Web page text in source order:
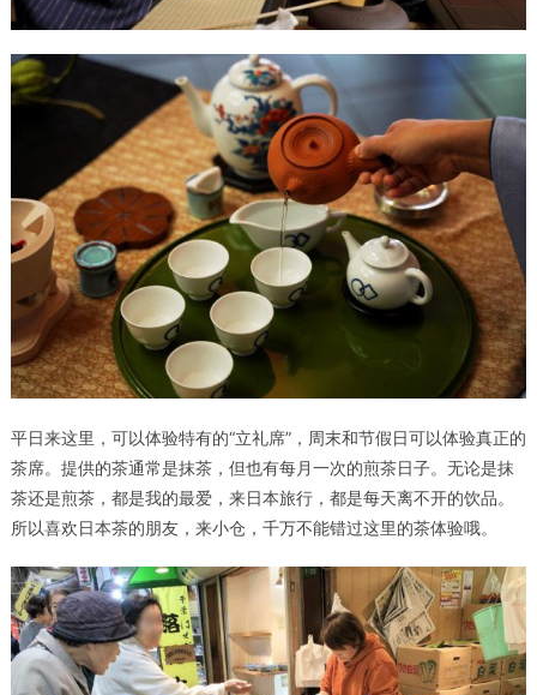
平日来这里，可以体验特有的“立礼席”，周末和节假日可以体验真正的
茶席。提供的茶通常是抹茶，但也有每月一次的煎茶日子。无论是抹
茶还是煎茶，都是我的最爱，来日本旅行，都是每天离不开的饮品。
所以喜欢日本茶的朋友，来小仓，千万不能错过这里的茶体验哦。